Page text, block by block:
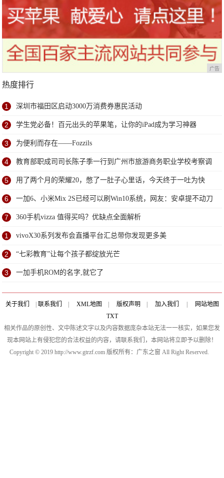
广告
热度排行
1 深圳市福田区启动3000万消费券惠民活动
2 学生党必备！百元出头的苹果笔，让你的iPad成为学习神器
3 为便利而存在——Fozzils
4 教育部职成司司长陈子季一行到广州市旅游商务职业学校考察调
研
5 用了两个月的荣耀20，憋了一肚子心里话，今天终于一吐为快
6 一加6、小米Mix 2S已经可以刷Win10系统，网友：安卓提不动刀
了？
7 360手机vizza 值得买吗？优缺点全面解析
1 vivoX30系列发布会直播平台汇总带你发现更多美
2 “七彩教育”让每个孩子都绽放光芒
3 一加手机ROM的名字,就它了
关于我们 | 联系我们 | XML地图 | 版权声明 | 加入我们 |
网站地图
TXT
相关作品的原创性、文中陈述文字以及内容数据庞杂本站无法一一核实，如果您发
现本网站上有侵犯您的合法权益的内容，请联系我们，本网站将立即予以删除！
Copyright © 2019 http://www.gtrzf.com 版权所有：广东之窗 All Right Reserved.